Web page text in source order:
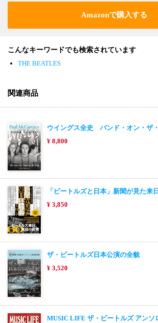
Amazonで購入する
こんなキーワードでも検索されています
THE BEATLES
関連商品
ウイングス全史 バンド・オン・ザ
¥ 8,800
「ビートルズと日本」新聞が見た来
¥ 3,850
ザ・ビートルズ日本公演の全貌
¥ 3,520
MUSIC LIFE ザ・ビートルズ アンソ